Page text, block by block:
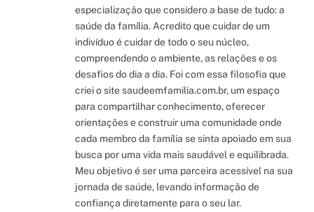
especialização que considero a base de tudo: a
saúde da família. Acredito que cuidar de um
indivíduo é cuidar de todo o seu núcleo,
compreendendo o ambiente, as relações e os
desafios do dia a dia. Foi com essa filosofia que
criei o site saudeemfamilia.com.br, um espaço
para compartilhar conhecimento, oferecer
orientações e construir uma comunidade onde
cada membro da família se sinta apoiado em sua
busca por uma vida mais saudável e equilibrada.
Meu objetivo é ser uma parceira acessível na sua
jornada de saúde, levando informação de
confiança diretamente para o seu lar.